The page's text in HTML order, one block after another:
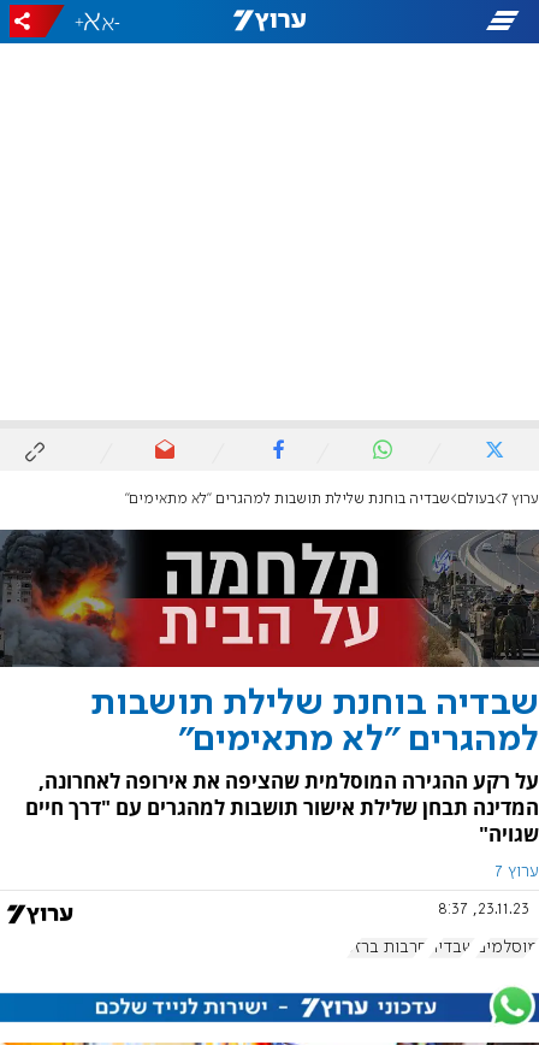
-
+
ערוץ 7 בעולם שבדיה בוחנת שלילת תושבות למהגרים "לא מתאימים"
שבדיה בוחנת שלילת תושבות
למהגרים "לא מתאימים"
על רקע ההגירה המוסלמית שהציפה את אירופה לאחרונה,
המדינה תבחן שלילת אישור תושבות למהגרים עם "דרך חיים
שגויה"
ערוץ 7
23.11.23, 8:37
מוסלמים שבדיה חרבות ברזל